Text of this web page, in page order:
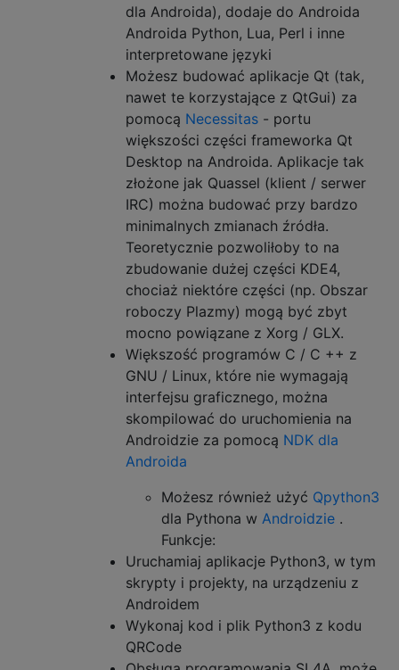
dla Androida), dodaje do Androida
Androida Python, Lua, Perl i inne
interpretowane języki
Możesz budować aplikacje Qt (tak,
nawet te korzystające z QtGui) za
pomocą Necessitas - portu
większości części frameworka Qt
Desktop na Androida. Aplikacje tak
złożone jak Quassel (klient / serwer
IRC) można budować przy bardzo
minimalnych zmianach źródła.
Teoretycznie pozwoliłoby to na
zbudowanie dużej części KDE4,
chociaż niektóre części (np. Obszar
roboczy Plazmy) mogą być zbyt
mocno powiązane z Xorg / GLX.
Większość programów C / C ++ z
GNU / Linux, które nie wymagają
interfejsu graficznego, można
skompilować do uruchomienia na
Androidzie za pomocą NDK dla
Androida
Możesz również użyć Qpython3
dla Pythona w Androidzie .
Funkcje:
Uruchamiaj aplikacje Python3, w tym
skrypty i projekty, na urządzeniu z
Androidem
Wykonaj kod i plik Python3 z kodu
QRCode